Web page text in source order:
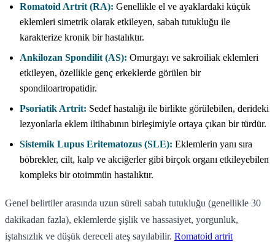
Romatoid Artrit (RA): Genellikle el ve ayaklardaki küçük
eklemleri simetrik olarak etkileyen, sabah tutukluğu ile
karakterize kronik bir hastalıktır.
Ankilozan Spondilit (AS): Omurgayı ve sakroiliak eklemleri
etkileyen, özellikle genç erkeklerde görülen bir
spondiloartropatidir.
Psoriatik Artrit: Sedef hastalığı ile birlikte görülebilen, derideki
lezyonlarla eklem iltihabının birleşimiyle ortaya çıkan bir türdür.
Sistemik Lupus Eritematozus (SLE): Eklemlerin yanı sıra
böbrekler, cilt, kalp ve akciğerler gibi birçok organı etkileyebilen
kompleks bir otoimmün hastalıktır.
Genel belirtiler arasında uzun süreli sabah tutukluğu (genellikle 30
dakikadan fazla), eklemlerde şişlik ve hassasiyet, yorgunluk,
iştahsızlık ve düşük dereceli ateş sayılabilir. Romatoid artrit